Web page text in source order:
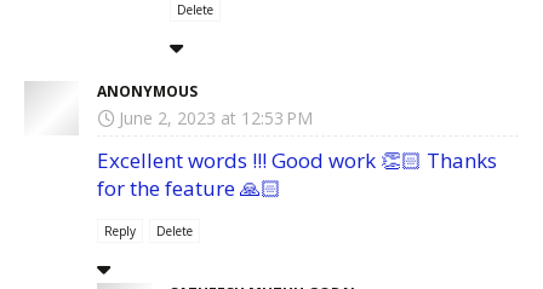
Delete
ANONYMOUS
June 2, 2023 at 12:53 PM
Excellent words !!! Good work 👏🏻 Thanks
for the feature 🙏🏻
Reply Delete